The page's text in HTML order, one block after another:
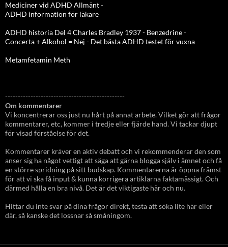
Mediciner vid ADHD Allmänt-
ADHD information för läkare
ADHD historia Del 4 Charles Bradley 1937 - Benzedrine-
Concerta + Alkohol = Nej - Det bästa ADHD testet för vuxna
Metamfetamin Meth
-----------------------------------------------
Om kommentarer
Vi koncentrerar oss just nu hårt på annat arbete. Vilket gör att frågor
kommentarer, etc, kommer i tredje eller fjärde hand. Vi tackar djupt
för visad förståelse för det.
Kommentarer kräver en aktiv debatt och vi rekommenderar den som
anser sig ha något vettigt att säga att gärna blogga själv i ämnet och få
en större spridning på sitt budskap. Kommentarerna är öppna främst
för att vi ska få input & kunna korrigera artiklarna faktamässigt. Och
därmed hålla en bra nivå. Det är det viktigaste här och nu.
Hittar du inte svar på dina frågor direkt, testa att söka lite här eller
där, så kanske det lossnar så småningom.